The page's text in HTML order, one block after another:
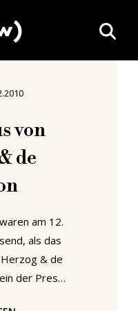
von
de
am 12.
als das
& de
der Presse